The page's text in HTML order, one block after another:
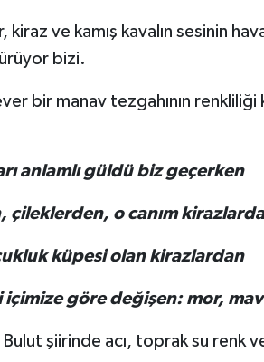
kiraz ve kamış kavalın sesinin
bizi.
bir manav tezgahının
anlamlı güldü biz geçerken
çileklerden, o canım
küpesi olan kirazlardan
göre değişen: mor,
şiirinde acı, toprak su renk